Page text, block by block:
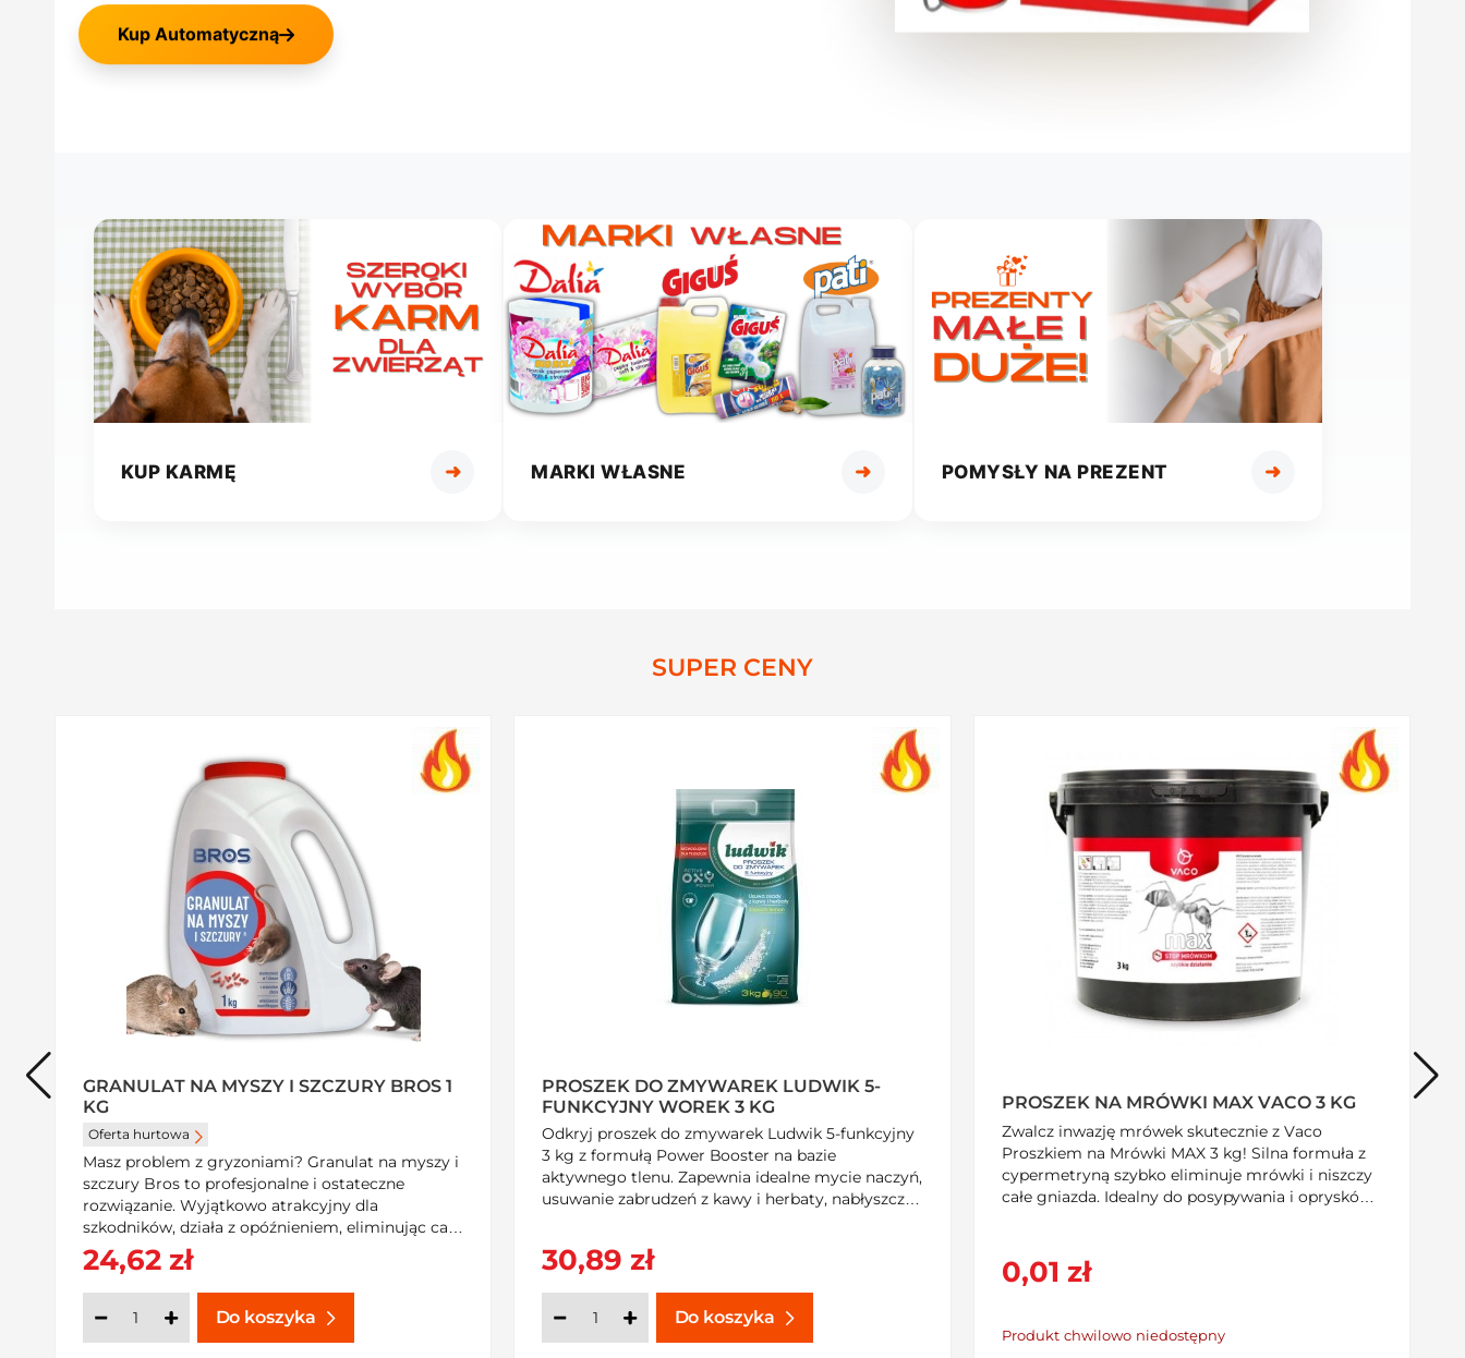
Kup Automatyczną
KUP KARMĘ ➜ MARKI WŁASNE ➜ POMYSŁY NA PREZENT ➜
SUPER CENY
GRANULAT NA MYSZY I SZCZURY BROS 1
KG
Oferta hurtowa
Masz problem z gryzoniami? Granulat na myszy i
szczury Bros to profesjonalne i ostateczne
rozwiązanie. Wyjątkowo atrakcyjny dla
szkodników, działa z opóźnieniem, eliminując całą
kolonię. Produkt biobójczy do użytku
profesjonalnego. Zabezpiecz swoje otoczenie –
kup teraz w SzybkiKoszyk.pl!
24,62 zł
Do koszyka
PROSZEK DO ZMYWAREK LUDWIK 5-
FUNKCYJNY WOREK 3 KG
Odkryj proszek do zmywarek Ludwik 5-funkcyjny
3 kg z formułą Power Booster na bazie
aktywnego tlenu. Zapewnia idealne mycie naczyń,
usuwanie zabrudzeń z kawy i herbaty, nabłyszcza i
30,89 zł
Do koszyka
PROSZEK NA MRÓWKI MAX VACO 3 KG
Zwalcz inwazję mrówek skutecznie z Vaco
Proszkiem na Mrówki MAX 3 kg! Silna formuła z
cypermetryną szybko eliminuje mrówki i niszczy
całe gniazda. Idealny do posypywania i oprysków
0,01 zł
Produkt chwilowo niedostępny